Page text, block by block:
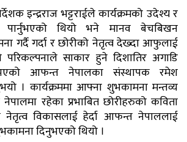
इन्द्रराज भट्टराईले कार्यक्रमको उदेश्य र
पार्नुभएको थियो भने मानव बेचबिखन
गर्दै गर्दा र छोरीको नेतृत्व देख्दा आफुलाई
साकार हुने दिशातिर अगाडि
आफन्त नेपालका संस्थापक रमेश
। कार्यक्रममा आफ्ना शुभकामना मन्तव्य
रहेका प्रभाबित छोरीहरुको कविता
विकासलाई हेर्दा आफन्त नेपाललाई
दिनुभएको थियो ।